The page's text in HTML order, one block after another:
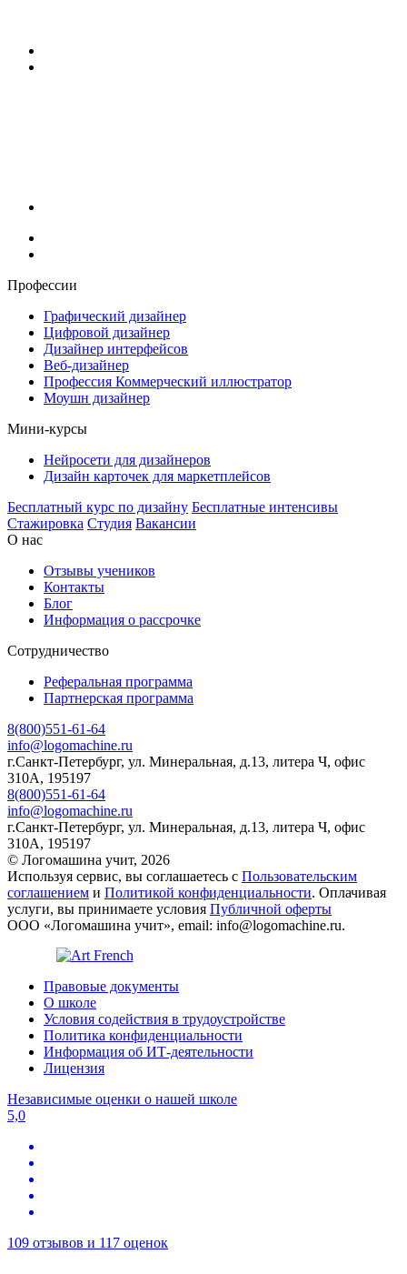
Профессии
Графический дизайнер
Цифровой дизайнер
Дизайнер интерфейсов
Веб-дизайнер
Профессия Коммерческий иллюстратор
Моушн дизайнер
Мини-курсы
Нейросети для дизайнеров
Дизайн карточек для маркетплейсов
Бесплатный курс по дизайну Бесплатные интенсивы
Стажировка Студия Вакансии
О нас
Отзывы учеников
Контакты
Блог
Информация о рассрочке
Сотрудничество
Реферальная программа
Партнерская программа
8(800)551-61-64
info@logomachine.ru
г.Санкт-Петербург, ул. Минеральная, д.13, литера Ч, офис
310А, 195197
8(800)551-61-64
info@logomachine.ru
г.Санкт-Петербург, ул. Минеральная, д.13, литера Ч, офис
310А, 195197
© Логомашина учит, 2026
Используя сервис, вы соглашаетесь с Пользовательским
соглашением и Политикой конфиденциальности. Оплачивая
услуги, вы принимаете условия Публичной оферты
ООО «Логомашина учит», email: info@logomachine.ru.
Правовые документы
О школе
Условия содействия в трудоустройстве
Политика конфиденциальности
Информация об ИТ-деятельности
Лицензия
Независимые оценки о нашей школе
5,0
109 отзывов и 117 оценок